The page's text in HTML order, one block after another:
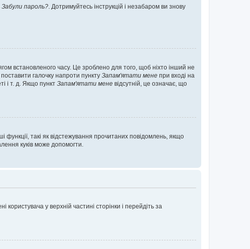
Забули пароль?. Дотримуйтесь інструкцій і незабаром ви знову
встановленого часу. Це зроблено для того, щоб ніхто інший не
галочку напроти пункту Запам'ятати мене при вході на
і т. д. Якщо пункт Запам'ятати мене відсутній, це означає, що
такі як відстежування прочитаних повідомлень, якщо
куків може допомогти.
у верхній частині сторінки і перейдіть за